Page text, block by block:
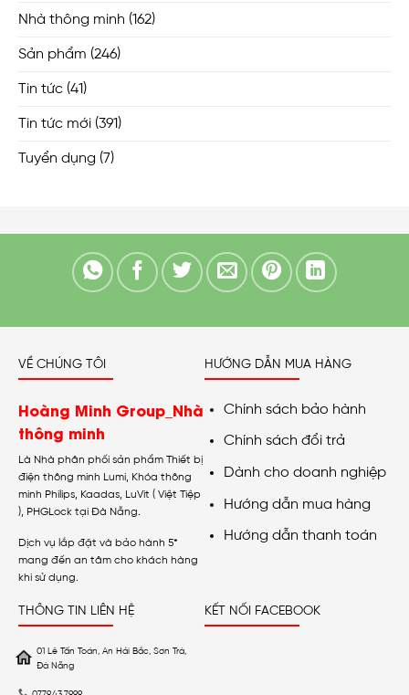
Nhà thông minh (162)
Sản phẩm (246)
Tin tức (41)
Tin tức mới (391)
Tuyển dụng (7)
VỀ CHÚNG TÔI
Hoàng Minh Group_Nhà
thông minh
Là Nhà phân phối sản phẩm Thiết bị
điện thông minh Lumi, Khóa thông
minh Philips, Kaadas, LuVit ( Việt Tiệp
), PHGLock tại Đà Nẵng.
Dịch vụ lắp đặt và bảo hành 5*
mang đến an tâm cho khách hàng
khi sử dụng.
HƯỚNG DẪN MUA HÀNG
Chính sách bảo hành
Chính sách đổi trả
Dành cho doanh nghiệp
Hướng dẫn mua hàng
Hướng dẫn thanh toán
THÔNG TIN LIÊN HỆ
01 Lê Tấn Toán, An Hải Bắc, Sơn Trà,
Đà Nẵng
KẾT NỐI FACEBOOK